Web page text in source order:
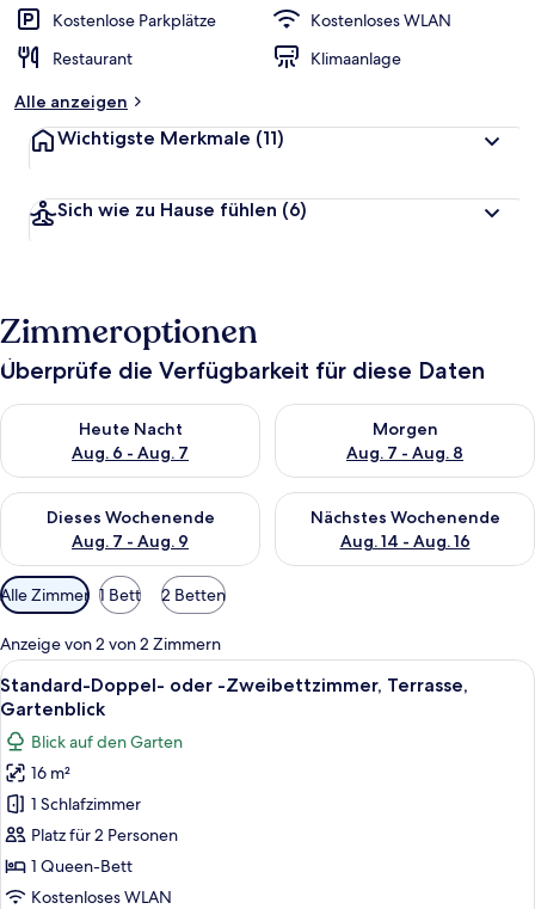
Kostenlose Parkplätze
Kostenloses WLAN
Restaurant
Klimaanlage
Alle anzeigen
Wichtigste Merkmale (11)
Sich wie zu Hause fühlen (6)
Zimmeroptionen
Überprüfe die Verfügbarkeit für diese Daten
Heute Nacht
Aug. 6 - Aug. 7
Überprüfe die Verfügbarkeit für heute Nacht, Aug. 6 - Aug. 7.
Morgen
Aug. 7 - Aug. 8
Überprüfe die Verfügbarkeit
Dieses Wochenende
Aug. 7 - Aug. 9
Überprüfe die Verfügbarkeit für dieses Wochenende, Aug. 7
Nächstes Wochenende
Aug. 14 - Aug. 16
Überprüfe die Verfügbarkeit
Verfügbare
Filter
für
Zimmer
Alle Zimmer 1 Bett 2 Betten
Anzeige von 2 von 2 Zimmern
Alle
Fotos
für
Standard-
Doppel-
oder
-
Zweibettzimmer,
Terrasse,
Ein Hotelzimmer mit Bett,
8
Standard-Doppel- oder -Zweibettzimmer, Terrasse,
Gartenblick
Blick auf den Garten
16 m²
1 Schlafzimmer
Platz für 2 Personen
1 Queen-Bett
Kostenloses WLAN